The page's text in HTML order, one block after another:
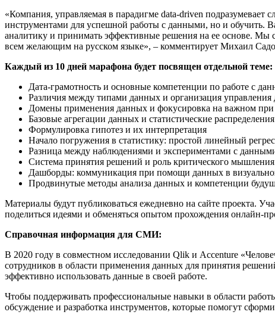
«Компания, управляемая в парадигме data-driven
инструментами для успешной работы с данными, но и обучить.
аналитику и принимать эффективные решения на ее основе.
всем желающим на русском языке», – комментирует Михаил
Каждый из 10 дней марафона будет посвящен отдельной теме:
Дата-грамотность и основные компетенции по работе с
Различия между типами данных и организация
Домены применения данных и фокусировка на важном при
Базовые агрегации данных и статистические распределения
Формулировка гипотез и их интерпретация
Начало погружения в статистику: простой линейный
Разница между наблюдениями и экспериментами с
Система принятия решений и роль критического мышления
Дашборды: коммуникация при помощи данных в
Продвинутые методы анализа данных и компетенции
Материалы будут публиковаться ежедневно на сайте проекта.
поделиться идеями и обменяться опытом прохождения онлайн-
Справочная информация для СМИ:
В 2020 году в совместном исследовании Qlik и Accenture
сотрудников в области применения данных для принятия
эффективно использовать данные в своей работе.
Чтобы поддерживать профессиональные навыки в области
обсуждение и разработка инструментов, которые помогут